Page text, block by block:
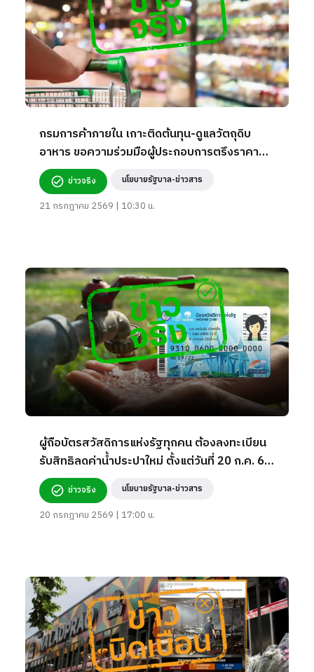
กรมการค้าภายใน เกาะติดต้นทุน-ดูแลวัตถุดิบ
อาหาร ขอความร่วมมือผู้ประกอบการตรึงราคา
สินค้าจำเป็น
ข่าวจริง นโยบายรัฐบาล-ข่าวสาร
21 กรกฎาคม 2569 | 10:30 น.
ผู้ถือบัตรสวัสดิการแห่งรัฐทุกคน ต้องลงทะเบียน
รับสิทธิลดค่าน้ำประปาใหม่ ตั้งแต่วันที่ 20 ก.ค. 69
เป็นต้นไป
ข่าวจริง นโยบายรัฐบาล-ข่าวสาร
20 กรกฎาคม 2569 | 17:00 น.